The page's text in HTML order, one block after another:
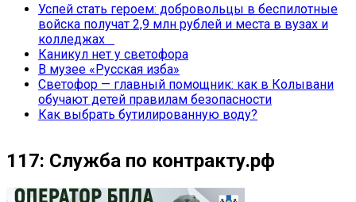
Успей стать героем: добровольцы в беспилотные
войска получат 2,9 млн рублей и места в вузах и
колледжах
Каникул нет у светофора
В музее «Русская изба»
Светофор — главный помощник: как в Колывани
обучают детей правилам безопасности
Как выбрать бутилированную воду?
117: Служба по контракту.рф